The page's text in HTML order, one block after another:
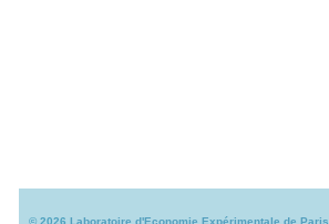
© 2026 Laboratoire d'Economie Expérimentale de Paris